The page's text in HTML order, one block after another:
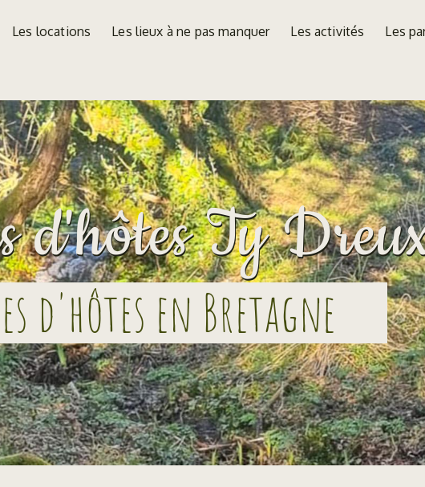
Les locations Les lieux à ne pas manquer Les activités Les
d'hôtes Ty
d'hôtes en Bretagne